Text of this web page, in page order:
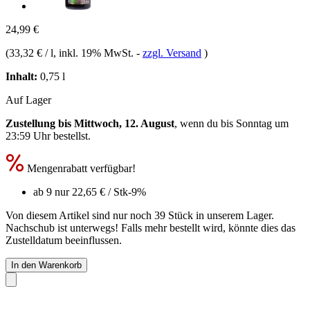
24,99 €
(33,32 € / l, inkl. 19% MwSt. - zzgl. Versand )
Inhalt: 0,75 l
Auf Lager
Zustellung bis Mittwoch, 12. August, wenn du bis Sonntag um
23:59 Uhrbestellst.
Mengenrabatt verfügbar!
ab 9 nur 22,65 € / Stk-9%
Von diesem Artikel sind nur noch 39 Stück in unserem Lager.
Nachschub ist unterwegs! Falls mehr bestellt wird, könnte dies das
Zustelldatum beeinflussen.
In den Warenkorb